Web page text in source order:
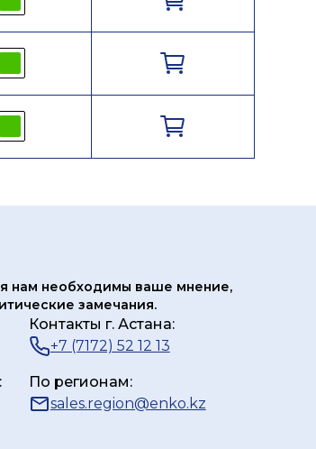
нам необходимы ваше мнение,
замечания.
Контакты г. Астана:
+7 (7172) 52 12 13
По регионам:
sales.region@enko.kz